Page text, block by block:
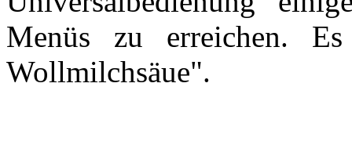
Menüs zu erreichen.
Wollmilchsäue".